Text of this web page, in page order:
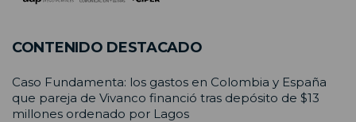
CONTENIDO DESTACADO
Caso Fundamenta: los gastos en Colombia y España
que pareja de Vivanco financió tras depósito de $13
millones ordenado por Lagos